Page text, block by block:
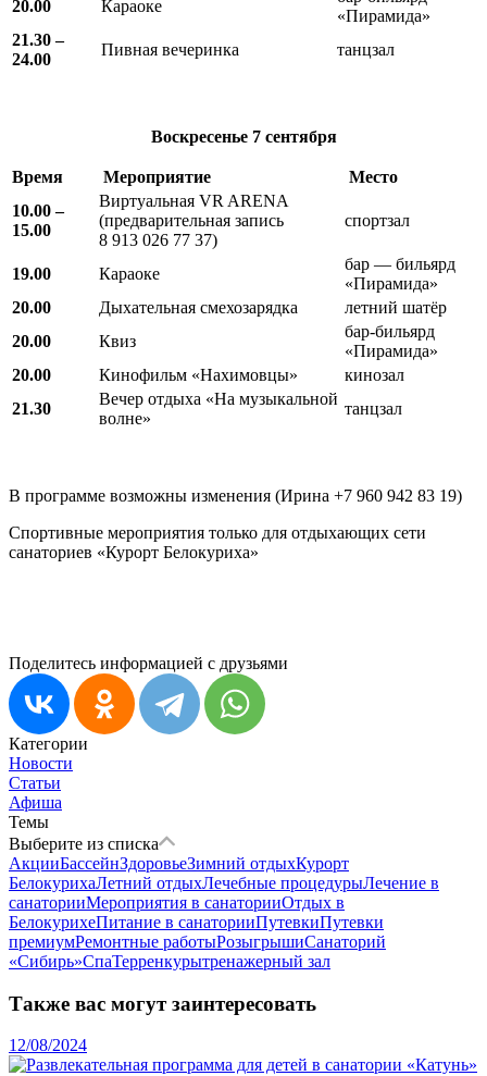
20.00 Караоке
«Пирамида»
21.30 –
24.00
Пивная вечеринка танцзал
Воскресенье 7 сентября
Время Мероприятие
Место
10.00 –
15.00
Виртуальная VR ARENA
(предварительная запись
8 913 026 77 37)
спортзал
19.00 Караоке
бар — бильярд
«Пирамида»
20.00
Дыхательная смехозарядка
летний шатёр
20.00
Квиз
бар-бильярд
«Пирамида»
20.00
Кинофильм «Нахимовцы»
кинозал
21.30
Вечер отдыха «На музыкальной
волне»
танцзал
В программе возможны изменения (Ирина +7 960 942 83 19)
Спортивные мероприятия только для отдыхающих сети
санаториев «Курорт Белокуриха»
Поделитесь информацией с друзьями
Категории
Новости
Статьи
Афиша
Темы
Выберите из списка
АкцииБассейнЗдоровьеЗимний отдыхКурорт
БелокурихаЛетний отдыхЛечебные процедурыЛечение в
санаторииМероприятия в санаторииОтдых в
БелокурихеПитание в санаторииПутевкиПутевки
премиумРемонтные работыРозыгрышиСанаторий
«Сибирь»СпаТерренкурытренажерный зал
Также вас могут заинтересовать
12/08/2024